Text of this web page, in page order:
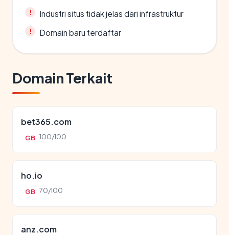
Industri situs tidak jelas dari infrastruktur
Domain baru terdaftar
Domain Terkait
bet365.com
GB 100/100
ho.io
GB 70/100
anz.com